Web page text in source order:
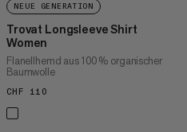
NEUE GENERATION
Trovat Longsleeve Shirt
Women
Flanellhemd aus 100 % organischer
Baumwolle
CHF 110